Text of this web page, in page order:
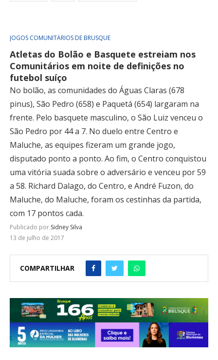
JOGOS COMUNITÁRIOS DE BRUSQUE
Atletas do Bolão e Basquete estreiam nos
Comunitários em noite de definições no
futebol suíço
No bolão, as comunidades do Águas Claras (678
pinus), São Pedro (658) e Paquetá (654) largaram na
frente. Pelo basquete masculino, o São Luiz venceu o
São Pedro por 44 a 7. No duelo entre Centro e
Maluche, as equipes fizeram um grande jogo,
disputado ponto a ponto. Ao fim, o Centro conquistou
uma vitória suada sobre o adversário e venceu por 59
a 58. Richard Dalago, do Centro, e André Fuzon, do
Maluche, do Maluche, foram os cestinhas da partida,
com 17 pontos cada.
Publicado por Sidney Silva
13 de julho de 2017
COMPARTILHAR